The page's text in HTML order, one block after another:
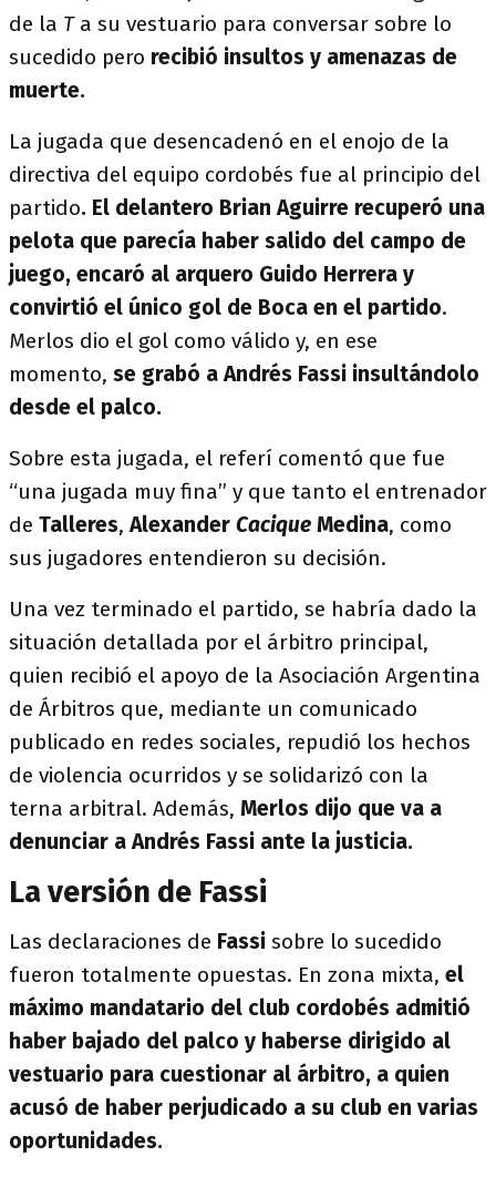
de la T a su vestuario para conversar sobre lo
sucedido pero recibió insultos y amenazas de
muerte.
La jugada que desencadenó en el enojo de la
directiva del equipo cordobés fue al principio del
partido. El delantero Brian Aguirre recuperó una
pelota que parecía haber salido del campo de
juego, encaró al arquero Guido Herrera y
convirtió el único gol de Boca en el partido.
Merlos dio el gol como válido y, en ese
momento, se grabó a Andrés Fassi insultándolo
desde el palco.
Sobre esta jugada, el referí comentó que fue
“una jugada muy fina” y que tanto el entrenador
de Talleres,Alexander Cacique Medina, como
sus jugadores entendieron su decisión.
Una vez terminado el partido, se habría dado la
situación detallada por el árbitro principal,
quien recibió el apoyo de la Asociación Argentina
de Árbitros que, mediante un comunicado
publicado en redes sociales, repudió los hechos
de violencia ocurridos y se solidarizó con la
terna arbitral. Además, Merlos dijo que va a
denunciar a Andrés Fassi ante la justicia.
La versión de Fassi
Las declaraciones de Fassi sobre lo sucedido
fueron totalmente opuestas. En zona mixta, el
máximo mandatario del club cordobés admitió
haber bajado del palco y haberse dirigido al
vestuario para cuestionar al árbitro, a quien
acusó de haber perjudicado a su club en varias
oportunidades.